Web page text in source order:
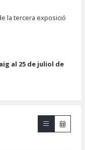
la tercera exposició
al 25 de juliol de